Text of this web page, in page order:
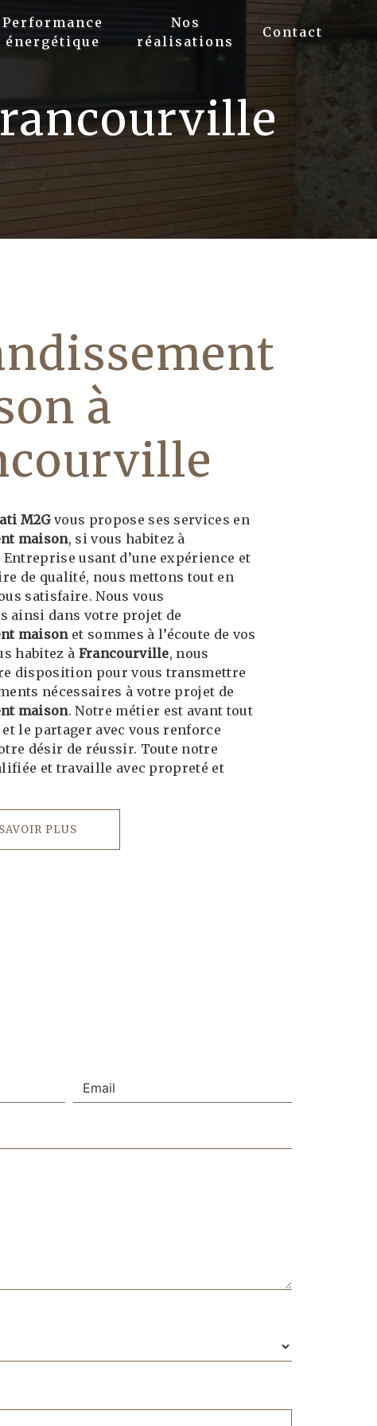
Performance
énergétique
Nos
réalisations
Contact
à
M2Gvous propose ses services en
maison, si vous habitez à
Entreprise usant d’une expérience et
de qualité, nous mettons tout en
satisfaire. Nous vous
ainsi dans votre projet de
maisonet sommes à l’écoute de vos
habitez à Francourville, nous
disposition pour vous transmettre
nécessaires à votre projet de
maison. Notre métier est avant tout
le partager avec vous renforce
désir de réussir. Toute notre
et travaille avec propreté et
PLUS